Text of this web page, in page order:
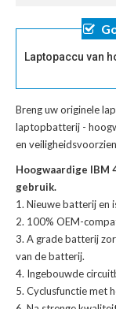
Laptopaccu van
Breng uw originele
laptopbatterij -
en
Hoogwaardige
gebruik.
Nieuwe batterij en
100% OEM-
A grade batterij
van de batterij.
Ingebouwde
Cyclusfunctie met